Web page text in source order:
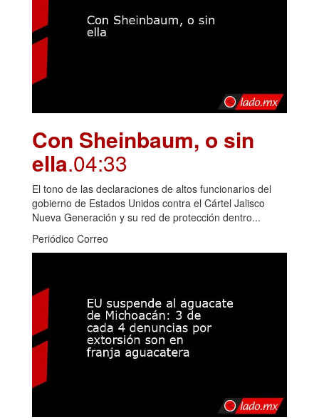
Con Sheinbaum, o sin
ella.04:33
El tono de las declaraciones de altos funcionarios del
gobierno de Estados Unidos contra el Cártel Jalisco
Nueva Generación y su red de protección dentro...
Periódico Correo